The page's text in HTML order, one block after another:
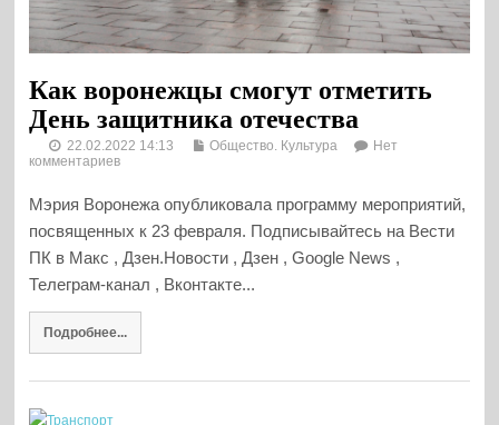
Как воронежцы смогут отметить
День защитника отечества
22.02.2022 14:13 Общество. Культура
Нет
комментариев
Мэрия Воронежа опубликовала программу мероприятий,
посвященных к 23 февраля. Подписывайтесь на Вести
ПК в Макс , Дзен.Новости , Дзен , Google News ,
Телеграм-канал , Вконтакте...
Подробнее...